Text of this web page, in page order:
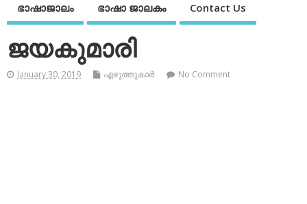
ഭാഷാജാലം ഭാഷാ ജാലകം Contact Us
ജയകുമാരി
January 30, 2019 എഴുത്തുകാര്‍ No Comment